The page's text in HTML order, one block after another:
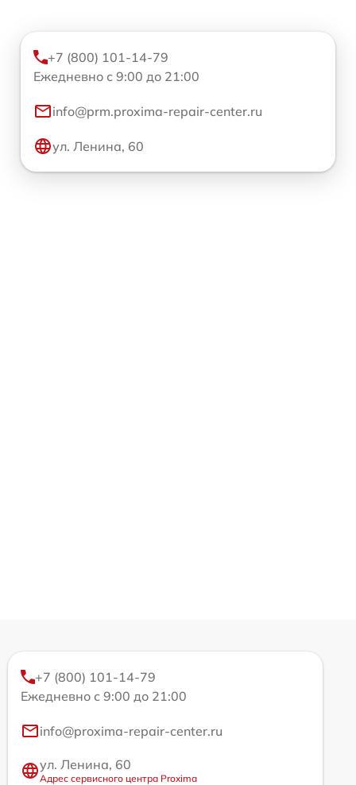
+7 (800) 101-14-79
Ежедневно с 9:00 до 21:00
info@prm.proxima-repair-center.ru
ул. Ленина, 60
+7 (800) 101-14-79
Ежедневно с 9:00 до 21:00
info@proxima-repair-center.ru
ул. Ленина, 60
Адрес сервисного центра Proxima